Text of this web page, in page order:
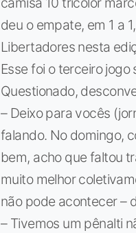
deu o empate, em 1 a
Libertadores nesta
Esse foi o terceiro
Questionado,
– Deixo para vocês
falando. No domingo,
bem, acho que faltou
muito melhor
não pode acontecer –
– Tivemos um pênalti